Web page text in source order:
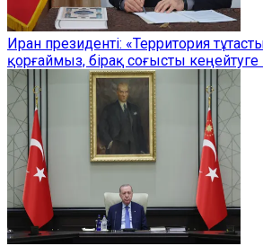
Иран президенті: «Территория
қорғаймыз, бірақ соғысты кеңейтуге